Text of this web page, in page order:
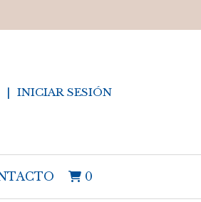
INICIAR SESIÓN
0